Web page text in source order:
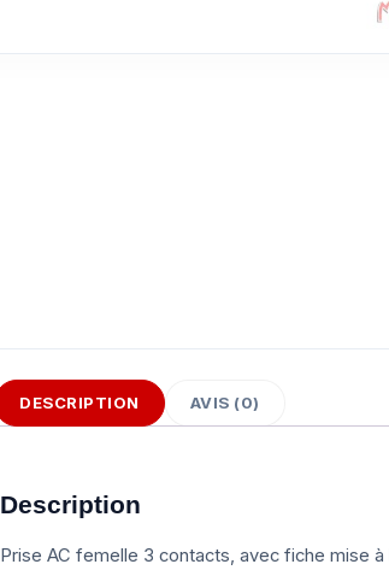
DESCRIPTION AVIS (0)
Description
Prise AC femelle 3 contacts, avec fiche mise à